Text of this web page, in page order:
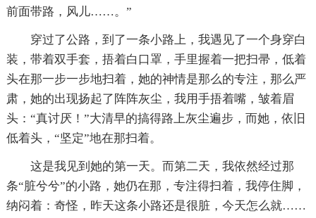
前面带路，风儿……。”
穿过了公路，到了一条小路上，我遇见了一个身穿白
装，带着双手套，捂着白口罩，手里握着一把扫帚，低着
头在那一步一步地扫着，她的神情是那么的专注，那么严
肃，她的出现扬起了阵阵灰尘，我用手捂着嘴，皱着眉
头：“真讨厌！”大清早的搞得路上灰尘遍步，而她，依旧
低着头，“坚定”地在那扫着。
这是我见到她的第一天。而第二天，我依然经过那
条“脏兮兮”的小路，她仍在那，专注得扫着，我停住脚，
纳闷着：奇怪，昨天这条小路还是很脏，今天怎么就……